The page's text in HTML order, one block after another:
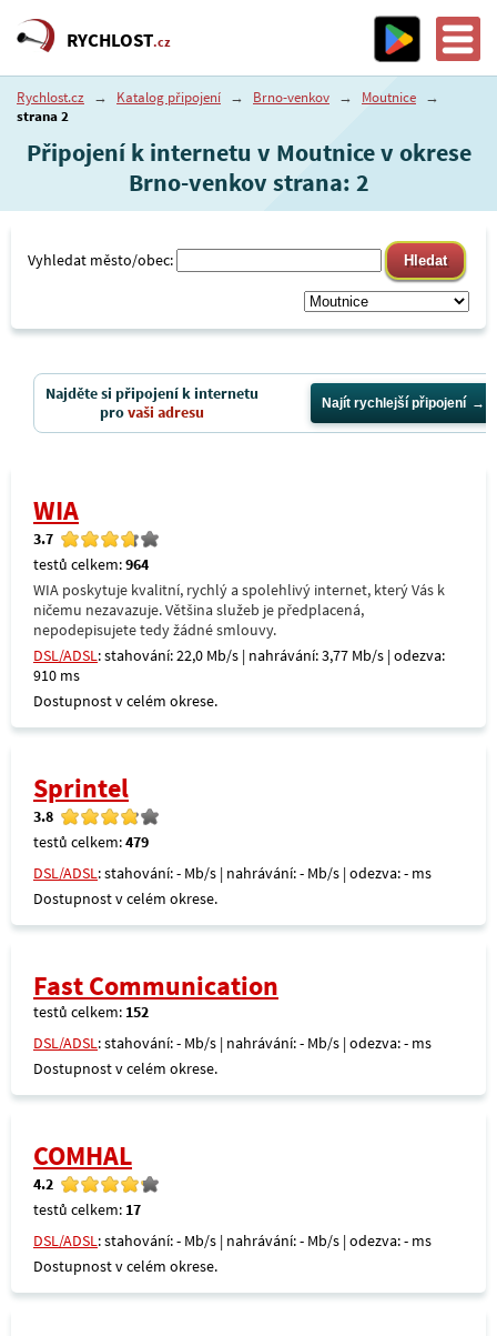
RYCHLOST.cz
Rychlost.cz → Katalog připojení → Brno-venkov → Moutnice →
strana 2
Připojení k internetu v Moutnice v okrese
Brno-venkov strana: 2
Vyhledat město/obec:
Najděte si připojení k internetu
provaši adresu Najít rychlejší připojení
WIA
3.7
testů celkem:964
WIA poskytuje kvalitní, rychlý a spolehlivý internet, který Vás k
ničemu nezavazuje. Většina služeb je předplacená,
nepodepisujete tedy žádné smlouvy.
DSL/ADSL: stahování: 22,0 Mb/s | nahrávání: 3,77 Mb/s | odezva:
910 ms
Dostupnost v celém okrese.
Sprintel
3.8
testů celkem:479
DSL/ADSL: stahování: - Mb/s | nahrávání: - Mb/s | odezva: - ms
Dostupnost v celém okrese.
Fast Communication
testů celkem: 152
DSL/ADSL: stahování: - Mb/s | nahrávání: - Mb/s | odezva: - ms
Dostupnost v celém okrese.
COMHAL
4.2
testů celkem: 17
DSL/ADSL: stahování: - Mb/s | nahrávání: - Mb/s | odezva: - ms
Dostupnost v celém okrese.